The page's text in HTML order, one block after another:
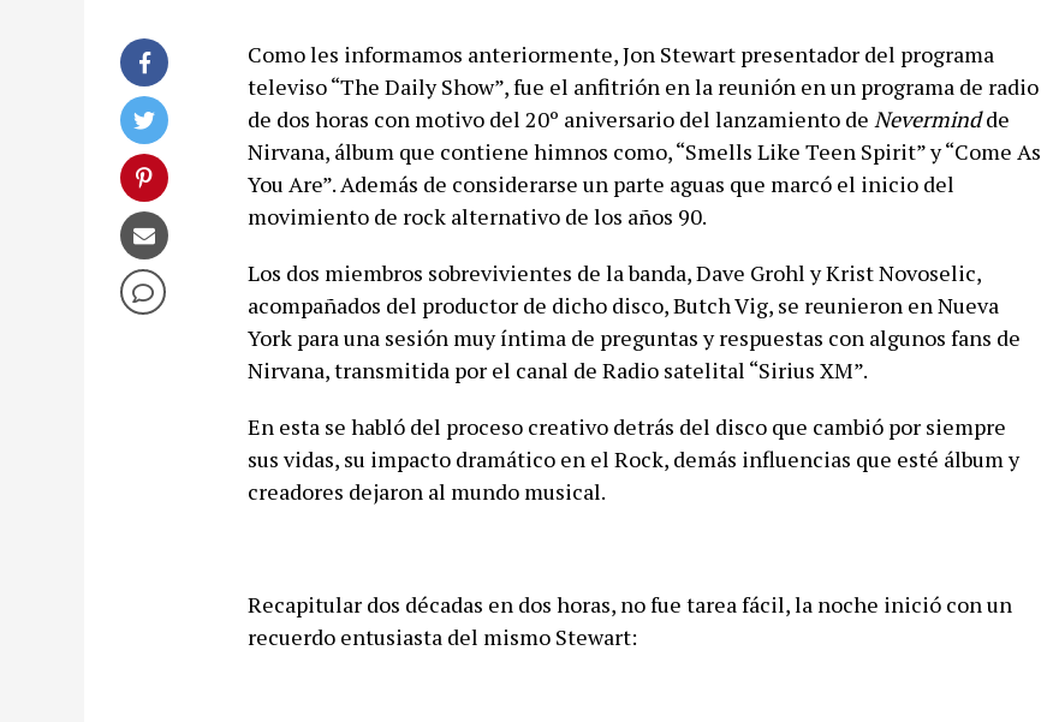
Como les informamos anteriormente, Jon Stewart presentador del programa
televiso “The Daily Show”, fue el anfitrión en la reunión en un programa de radio
de dos horas con motivo del 20º aniversario del lanzamiento de Nevermindde
Nirvana, álbum que contiene himnos como, “Smells Like Teen Spirit” y “Come As
You Are”. Además de considerarse un parte aguas que marcó el inicio del
movimiento de rock alternativo de los años 90.
Los dos miembros sobrevivientes de la banda, Dave Grohl y Krist Novoselic,
acompañados del productor de dicho disco, Butch Vig, se reunieron en Nueva
York para una sesión muy íntima de preguntas y respuestas con algunos fans de
Nirvana, transmitida por el canal de Radio satelital “Sirius XM”.
En esta se habló del proceso creativo detrás del disco que cambió por siempre
sus vidas, su impacto dramático en el Rock, demás influencias que esté álbum y
creadores dejaron al mundo musical.
Recapitular dos décadas en dos horas, no fue tarea fácil, la noche inició con un
recuerdo entusiasta del mismo Stewart: